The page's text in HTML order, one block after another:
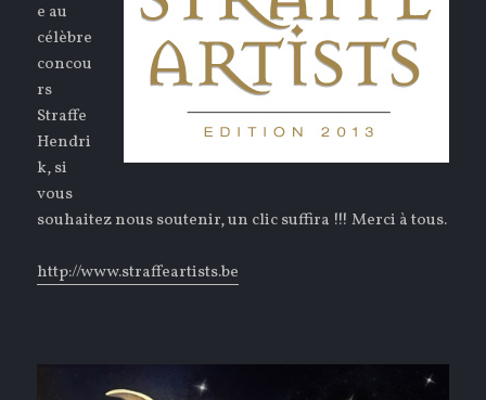
e au
célèbre
concou
rs
Straffe
Hendri
k, si
vous
souhaitez nous soutenir, un clic suffira !!! Merci à tous.
http://www.straffeartists.be